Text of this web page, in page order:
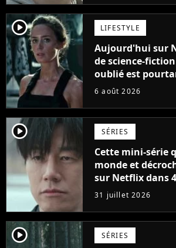
player2 LIFESTYLE
Aujourd'hui sur
de science-
oublié est
meilleurs des
6 août 2026
player2 SÉRIES
Cette mini-série
monde et
sur Netflix dans
compte que 10
un phénomène
31 juillet 2026
player2 SÉRIES